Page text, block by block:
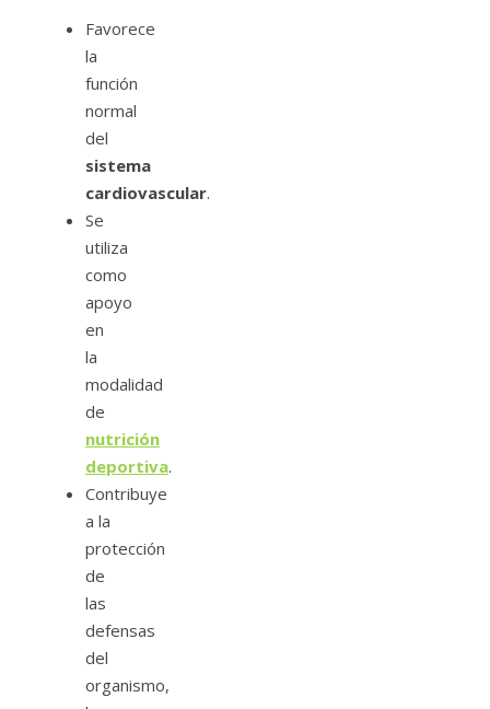
Favorece
la
función
normal
del
sistema
cardiovascular.
Se
utiliza
como
apoyo
en
la
modalidad
de
nutrición
deportiva.
Contribuye
a la
protección
de
las
defensas
del
organismo,